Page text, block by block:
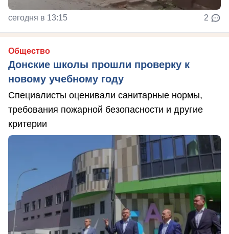
сегодня в 13:15 2
Общество
Донские школы прошли проверку к
новому учебному году
Специалисты оценивали санитарные нормы,
требования пожарной безопасности и другие
критерии